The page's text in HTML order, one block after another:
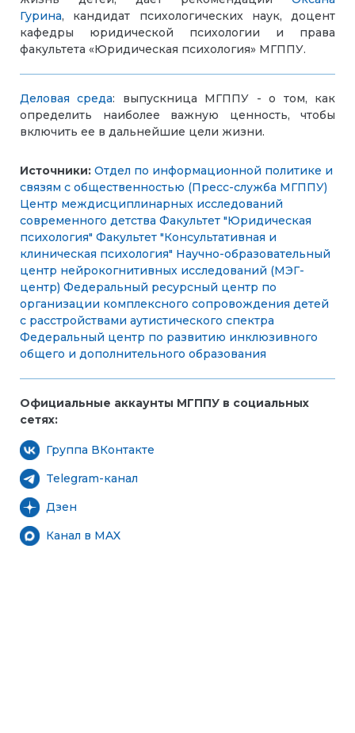
Гурина, кандидат психологических наук, доцент
кафедры юридической психологии и права
факультета «Юридическая психология» МГППУ.
Деловая среда: выпускница МГППУ - о том, как
определить наиболее важную ценность, чтобы
включить ее в дальнейшие цели жизни.
Источники: Отдел по информационной политике и
связям с общественностью (Пресс-служба МГППУ)
Центр междисциплинарных исследований
современного детства Факультет "Юридическая
психология" Факультет "Консультативная и
клиническая психология" Научно-образовательный
центр нейрокогнитивных исследований (МЭГ-
центр) Федеральный ресурсный центр по
организации комплексного сопровождения детей
с расстройствами аутистического спектра
Федеральный центр по развитию инклюзивного
общего и дополнительного образования
Официальные аккаунты МГППУ в социальных
сетях:
Группа ВКонтакте
Telegram-канал
Дзен
Канал в MAX